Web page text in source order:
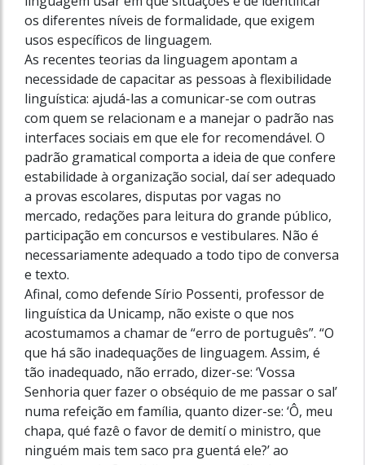
os diferentes níveis de formalidade, que exigem
usos específicos de linguagem.
As recentes teorias da linguagem apontam a
necessidade de capacitar as pessoas à flexibilidade
linguística: ajudá-las a comunicar-se com outras
com quem se relacionam e a manejar o padrão nas
interfaces sociais em que ele for recomendável. O
padrão gramatical comporta a ideia de que confere
estabilidade à organização social, daí ser adequado
a provas escolares, disputas por vagas no
mercado, redações para leitura do grande público,
participação em concursos e vestibulares. Não é
necessariamente adequado a todo tipo de conversa
e texto.
Afinal, como defende Sírio Possenti, professor de
linguística da Unicamp, não existe o que nos
acostumamos a chamar de “erro de português”. “O
que há são inadequações de linguagem. Assim, é
tão inadequado, não errado, dizer-se: ‘Vossa
Senhoria quer fazer o obséquio de me passar o sal’
numa refeição em família, quanto dizer-se: ‘Ô, meu
chapa, qué fazê o favor de demití o ministro, que
ninguém mais tem saco pra guentá ele?’ ao